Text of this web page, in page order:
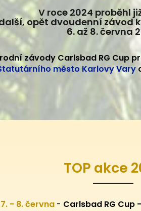
V roce 2024 proběhl
opět dvoudenní závod
6. až 8. června
závody Carlsbad RG Cup
město Karlovy Vary
TOP akce
7. - 8. června - Carlsbad RG Cup